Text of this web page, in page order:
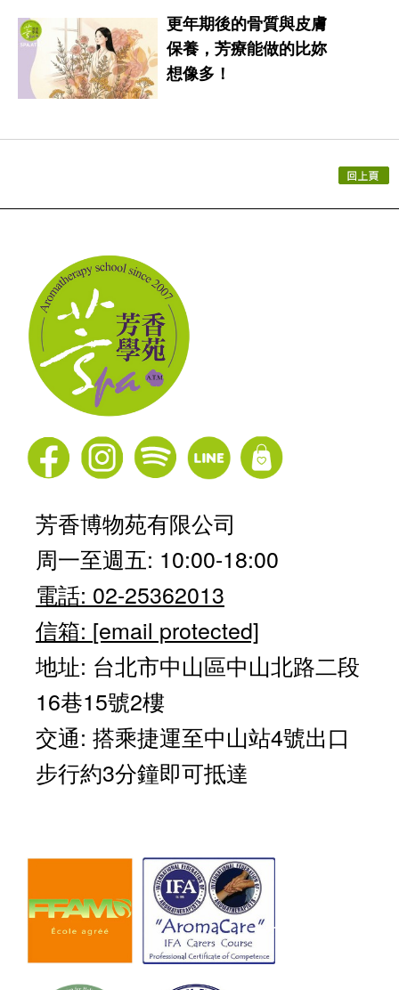
更年期後的骨質與皮膚
保養，芳療能做的比妳
想像多！
芳香博物苑有限公司
周一至週五: 10:00-18:00
電話: 02-25362013
信箱: [email protected]
地址: 台北市中山區中山北路二段
16巷15號2樓
交通: 搭乘捷運至中山站4號出口
步行約3分鐘即可抵達